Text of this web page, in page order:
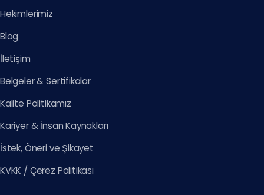
Hekimlerimiz
Blog
İletişim
Belgeler & Sertifikalar
Kalite Politikamız
Kariyer & İnsan Kaynakları
İstek, Öneri ve Şikayet
KVKK / Çerez Politikası